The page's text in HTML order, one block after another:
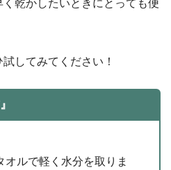
乾かしたいときにとっても便
してみてください！
オルで軽く水分を取りま